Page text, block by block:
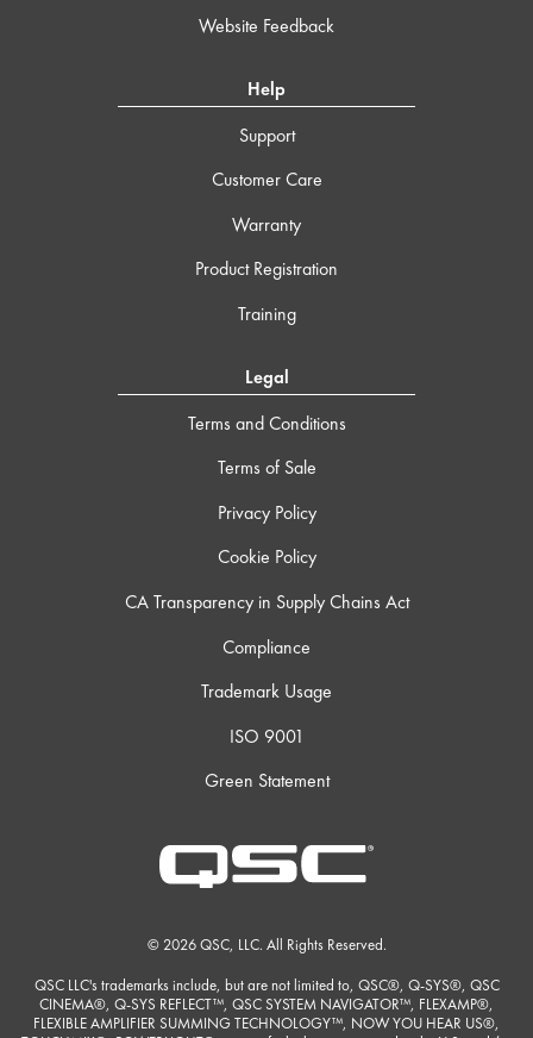
Website Feedback
Help
Support
Customer Care
Warranty
Product Registration
Training
Legal
Terms and Conditions
Terms of Sale
Privacy Policy
Cookie Policy
CA Transparency in Supply Chains Act
Compliance
Trademark Usage
ISO 9001
Green Statement
© 2026 QSC, LLC. All Rights Reserved.
QSC LLC's trademarks include, but are not limited to, QSC®, Q-SYS®, QSC
CINEMA®, Q-SYS REFLECT™, QSC SYSTEM NAVIGATOR™, FLEXAMP®,
FLEXIBLE AMPLIFIER SUMMING TECHNOLOGY™, NOW YOU HEAR US®,